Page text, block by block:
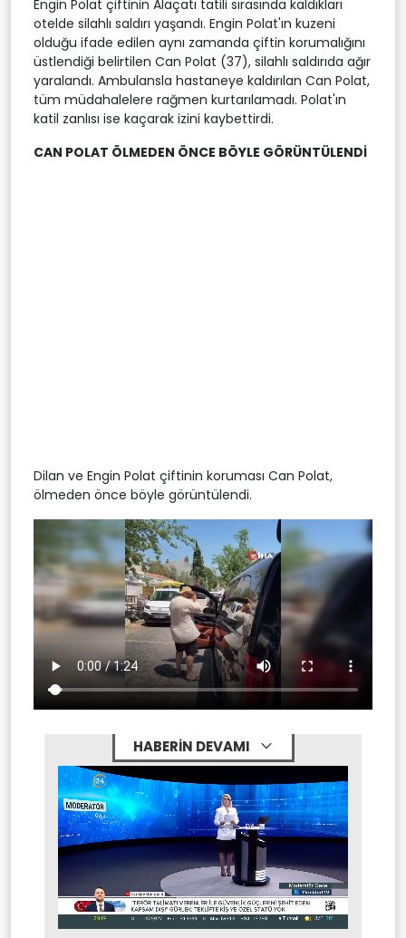
Engin Polat çiftinin Alaçatı tatili sırasında kaldıkları
otelde silahlı saldırı yaşandı. Engin Polat'ın kuzeni
olduğu ifade edilen aynı zamanda çiftin korumalığını
üstlendiği belirtilen Can Polat (37), silahlı saldırıda ağır
yaralandı. Ambulansla hastaneye kaldırılan Can Polat,
tüm müdahalelere rağmen kurtarılamadı. Polat'ın
katil zanlısı ise kaçarak izini kaybettirdi.
CAN POLAT ÖLMEDEN ÖNCE BÖYLE GÖRÜNTÜLENDİ
Dilan ve Engin Polat çiftinin koruması Can Polat,
ölmeden önce böyle görüntülendi.
HABERİN DEVAMI
Mute Stream